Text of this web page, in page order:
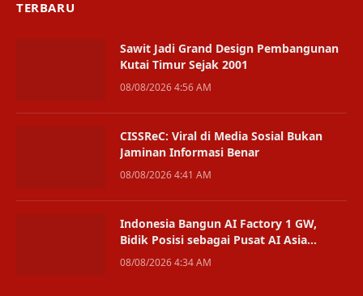
TERBARU
Sawit Jadi Grand Design Pembangunan
Kutai Timur Sejak 2001
08/08/2026 4:56 AM
CISSReC: Viral di Media Sosial Bukan
Jaminan Informasi Benar
08/08/2026 4:41 AM
Indonesia Bangun AI Factory 1 GW,
Bidik Posisi sebagai Pusat AI Asia
Tenggara
08/08/2026 4:34 AM